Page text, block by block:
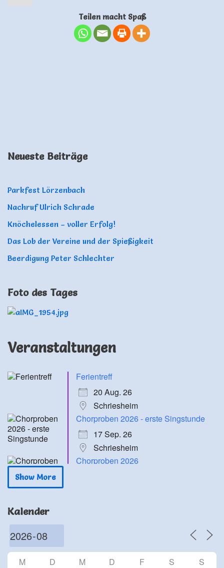
Teilen macht Spaß
Neueste Beiträge
Parkfest Lörzenbach
Nachruf Ulrich Schrade
Knöchelessen – voller Erfolg!
Das Lob der Vereine und der Spießigkeit
Beerdigung Peter Schlechter
Foto des Tages
Veranstaltungen
Ferientreff
20 Aug. 26
Schriesheim
Chorproben 2026 - erste Singstunde
17 Sep. 26
Schriesheim
Chorproben 2026
8 Okt. 26
Show More
Kalender
M D M D F S S